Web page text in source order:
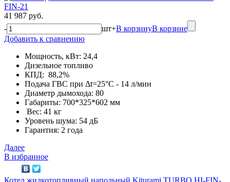
41 987 руб.
-
шт+В корзинуВ корзине
Добавить к сравнению
Мощность, кВт: 24,4
Дизельное топливо
КПД: 88,2%
Подача ГВС при Δt=25°С - 14 л/мин
Диаметр дымохода: 80
Габариты: 700*325*602 мм
Вес: 41 кг
Уровень шума: 54 дБ
Гарантия: 2 года
Далее
В избранное
Котел жидкотопливный напольный Kiturami TURBO HI-FIN-